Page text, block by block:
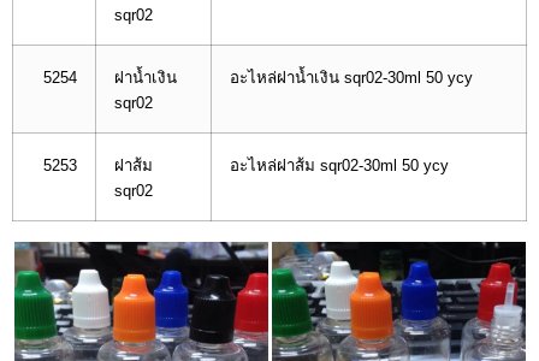
sqr02
5254
ฝาน้ำเงิน
sqr02
อะไหล่ฝาน้ำเงิน sqr02-30ml 50 ycy
5253
ฝาส้ม
sqr02
อะไหล่ฝาส้ม sqr02-30ml 50 ycy